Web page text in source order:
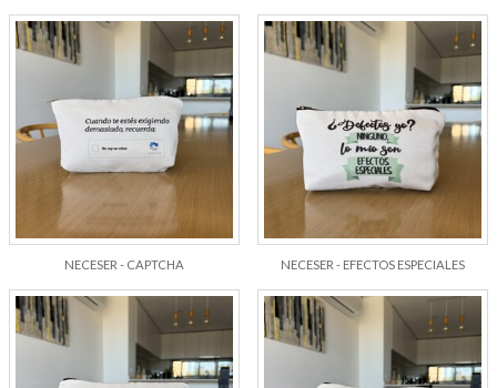
NECESER - CAPTCHA NECESER - EFECTOS ESPECIALES